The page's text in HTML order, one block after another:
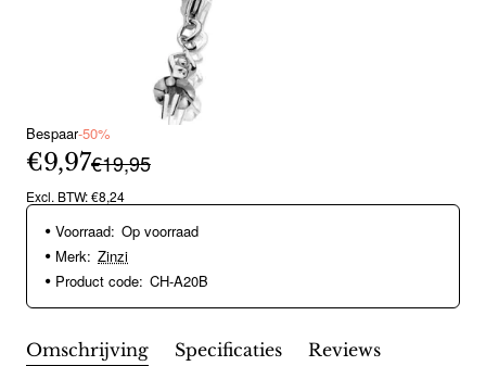
Bespaar-50%
€9,97€19,95
Excl. BTW: €8,24
Voorraad: Op voorraad
Merk: Zinzi
Product code: CH-A20B
Omschrijving Specificaties Reviews